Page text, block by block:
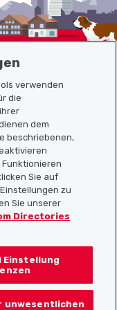
verwenden
die
dem
beschriebenen,
Sie auf
zu
Sie unserer
Directories
Einstellung
unwesentlichen